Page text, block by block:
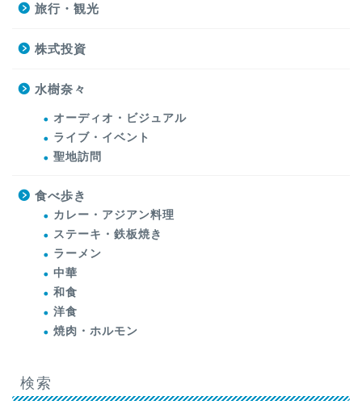
旅行・観光
株式投資
水樹奈々
オーディオ・ビジュアル
ライブ・イベント
聖地訪問
食べ歩き
カレー・アジアン料理
ステーキ・鉄板焼き
ラーメン
中華
和食
洋食
焼肉・ホルモン
検索